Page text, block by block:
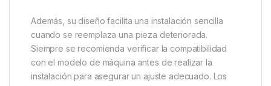
Además, su diseño facilita una instalación sencilla
cuando se reemplaza una pieza deteriorada.
Siempre se recomienda verificar la compatibilidad
con el modelo de máquina antes de realizar la
instalación para asegurar un ajuste adecuado. Los